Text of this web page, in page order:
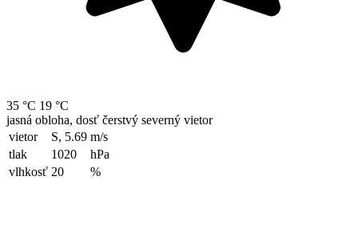
35 °C 19 °C
jasná obloha, dosť čerstvý severný vietor
vietor
S, 5.69 m/s
tlak
1020
hPa
vlhkosť 20 %